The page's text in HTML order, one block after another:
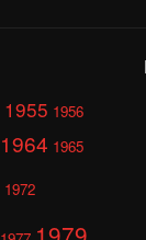
1955 1956
1964 1965
1972